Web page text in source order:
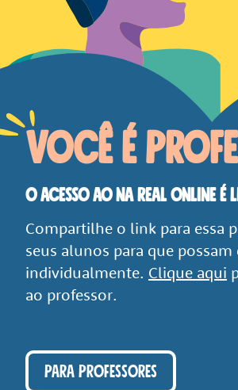
VOCÊ É
O ACESSO AO NA REAL ONLINE É
Compartilhe o link para essa
seus alunos para que possam
individualmente. Clique aqui
ao professor.
PARA PROFESSORES